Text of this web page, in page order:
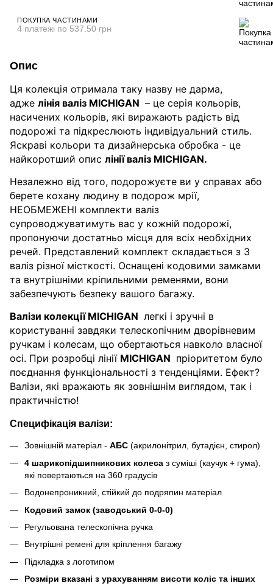
ПОКУПКА ЧАСТИНАМИ
4 платежі по 537.50 грн
Опис
Ця колекція отримала таку назву не дарма,
адже лінія валіз MICHIGAN – це серія кольорів,
насичених кольорів, які виражають радість від
подорожі та підкреслюють індивідуальний стиль.
Яскраві кольори та дизайнерська обробка - це
найкоротший опис лінії валіз MICHIGAN.
Незалежно від того, подорожуєте ви у справах або
берете кохану людину в подорож мрії,
НЕОБМЕЖЕНІ комплекти валіз
супроводжуватимуть вас у кожній подорожі,
пропонуючи достатньо місця для всіх необхідних
речей. Представлений комплект складається з 3
валіз різної місткості. Оснащені кодовими замками
та внутрішніми кріпильними ременями, вони
забезпечують безпеку вашого багажу.
Валізи колекції MICHIGAN легкі і зручні в
користуванні завдяки телескопічним дворівневим
ручкам і колесам, що обертаються навколо власної
осі. При розробці лінії MICHIGAN пріоритетом було
поєднання функціональності з тенденціями. Ефект?
Валізи, які вражають як зовнішнім виглядом, так і
практичністю!
Специфікація валізи:
Зовнішній матеріал - АБС (акрилонітрил, бутадієн, стирол)
4 шарикопідшипникових колеса з суміші (каучук + гума),
які повертаються на 360 градусів
Водонепроникний, стійкий до подряпин матеріал
Кодовий замок (заводський 0-0-0)
Регульована телескопічна ручка
Внутрішні ремені для кріплення багажу
Підкладка з логотипом
Розміри вказані з урахуванням висоти коліс та інших